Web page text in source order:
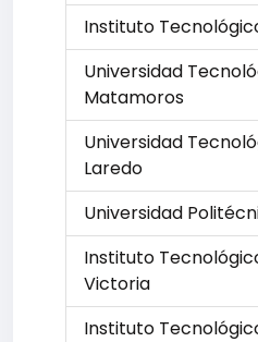
Instituto
Universidad
Matamoros
Universidad
Laredo
Universidad
Instituto
Victoria
Instituto